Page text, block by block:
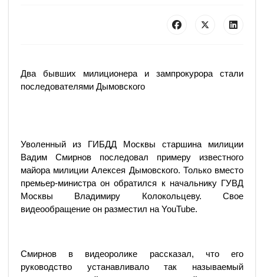
Два бывших милиционера и зампрокурора стали
последователями Дымовского
Уволенный из ГИБДД Москвы старшина милиции
Вадим Смирнов последовал примеру известного
майора милиции Алексея Дымовского. Только вместо
премьер-министра он обратился к начальнику ГУВД
Москвы Владимиру Колокольцеву. Свое
видеообращение он разместил на YouTube.
Смирнов в видеоролике рассказал, что его
руководство устанавливало так называемый